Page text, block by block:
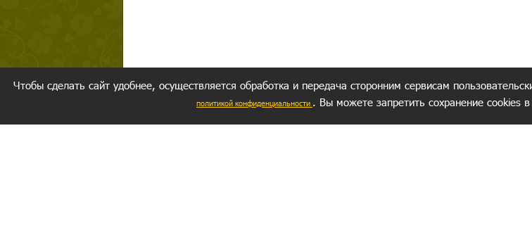
Чтобы сделать сайт удобнее, осуществляется обработка и передача сторонним сервисам
политикой конфиденциальности . Вы можете запретить сохранение cookies